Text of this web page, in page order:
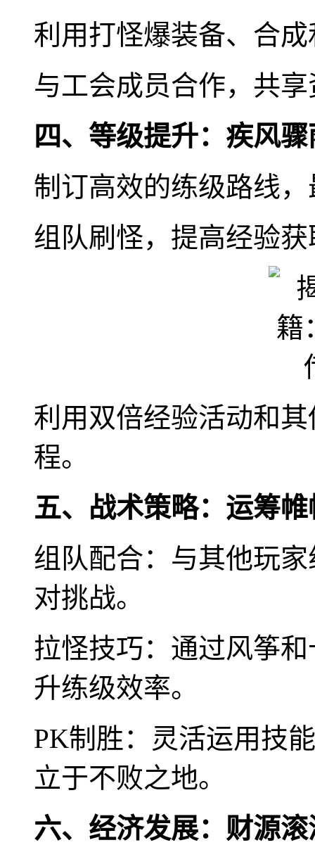
利用打怪爆装备、合
与工会成员合作，共
四、等级提升：疾风
制订高效的练级路线
组队刷怪，提高经验
利用双倍经验活动和
程。
五、战术策略：运筹
组队配合：与其他玩
对挑战。
拉怪技巧：通过风筝
升练级效率。
PK制胜：灵活运用技
立于不败之地。
六、经济发展：财源